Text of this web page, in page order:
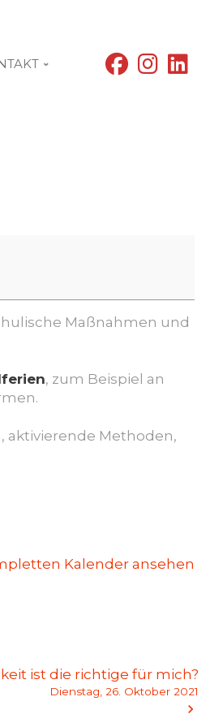
fab
fa-
fab
fa-
fab
fa-
Maßnahmen und
, zum Beispiel an
aktivierende Methoden,
Kalender ansehen
ist die richtige für mich?
Dienstag, 26. Oktober 2021